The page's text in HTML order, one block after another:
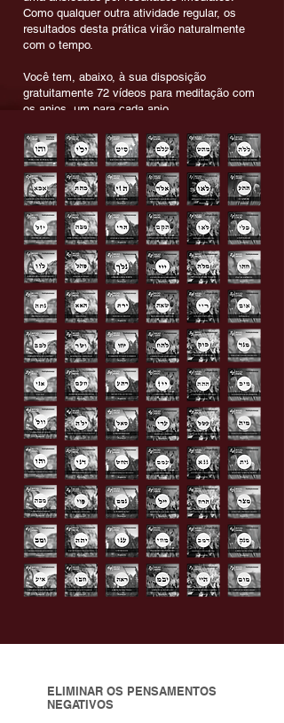
Como qualquer outra atividade regular, os
resultados desta prática virão naturalmente
com o tempo.
Você tem, abaixo, à sua disposição
gratuitamente 72 vídeos para meditação com
os anjos, um para cada anjo.
ELIMINAR OS PENSAMENTOS
NEGATIVOS